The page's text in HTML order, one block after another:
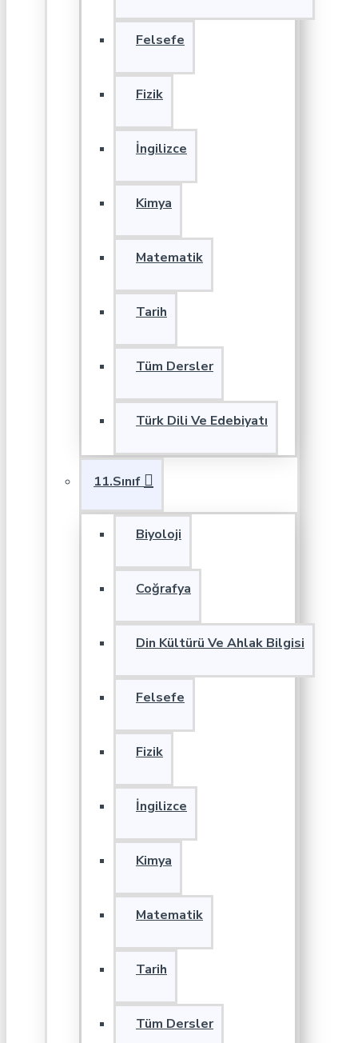
Felsefe
Fizik
İngilizce
Kimya
Matematik
Tarih
Tüm Dersler
Türk Dili Ve Edebiyatı
11.Sınıf
Biyoloji
Coğrafya
Din Kültürü Ve Ahlak Bilgisi
Felsefe
Fizik
İngilizce
Kimya
Matematik
Tarih
Tüm Dersler